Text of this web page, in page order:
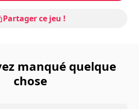
Partager ce jeu !
manqué quelque
chose